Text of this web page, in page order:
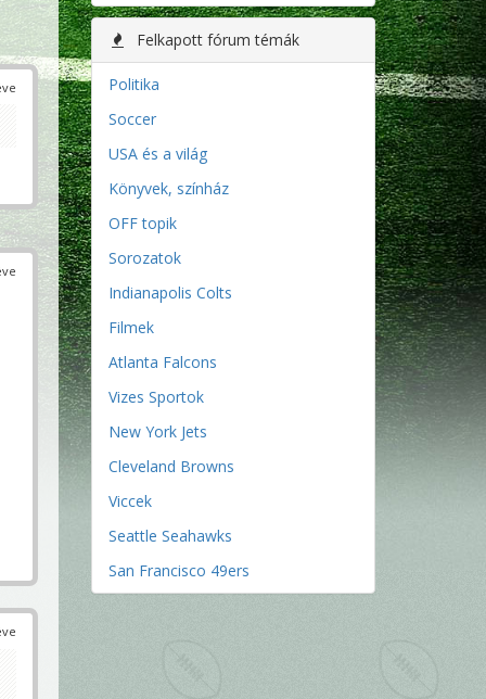
Felkapott fórum témák
Politika
Soccer
USA és a világ
Könyvek, színház
OFF topik
Sorozatok
Indianapolis Colts
Filmek
Atlanta Falcons
Vizes Sportok
New York Jets
Cleveland Browns
Viccek
Seattle Seahawks
San Francisco 49ers